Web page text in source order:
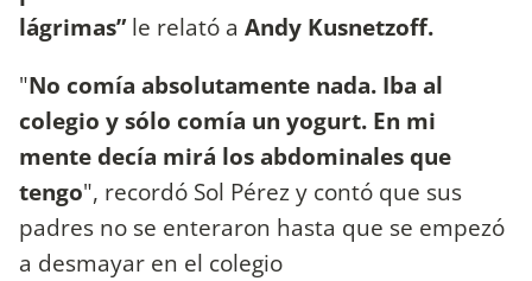
lágrimas”le relató a Andy Kusnetzoff.
"No comía absolutamente nada. Iba al
colegio y sólo comía un yogurt. En mi
mente decía mirá los abdominales que
tengo", recordó Sol Pérez y contó que sus
padres no se enteraron hasta que se empezó
a desmayar en el colegio